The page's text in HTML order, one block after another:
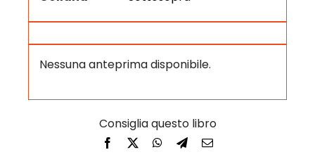
Nessuna anteprima disponibile.